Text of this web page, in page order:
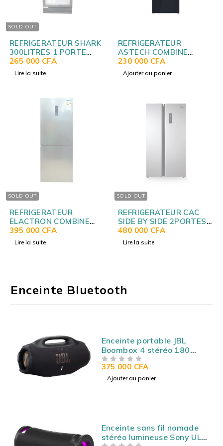
SOLD OUT
REFRIGERATEUR SHARK
300LITRES 1 PORTE
VITRINE CRF-570NF
265 000 CFA
Lire la suite
REFRIGERATEUR
ASTECH COMBINE
3TIROIRS VERRE AVEC
FONTAINE FC318CMOG
230 000 CFA
Ajouter au panier
SOLD OUT
REFRIGERATEUR
ELACTRON COMBINE
3TIROIRS 417LITRES GM
INVERTER SILVER
395 000 CFA
Lire la suite
SOLD OUT
REFRIGERATEUR CAC
SIDE BY SIDE 2PORTES
531LITRES AVEC
FONTAINE SILVER
480 000 CFA
Lire la suite
Enceinte Bluetooth
Enceinte portable JBL
Boombox 4 stéréo 180
Watts - Bluetooth 5.3 -
Autonomie 28h - Etanche
IP67 - USB/AUX
375 000 CFA
Ajouter au panier
Enceinte sans fil nomade
stéréo lumineuse Sony ULT